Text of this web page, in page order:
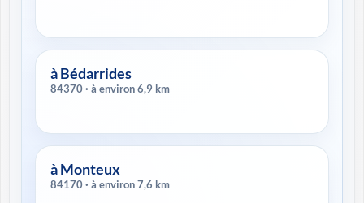
à Bédarrides
84370 · à environ 6,9 km
à Monteux
84170 · à environ 7,6 km